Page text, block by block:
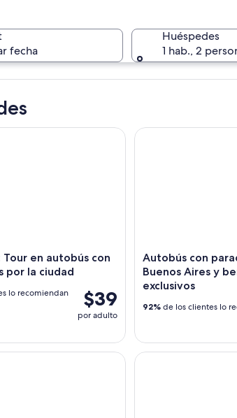
fecha
Huéspedes
1 hab., 2
Tour en autobús con
por la ciudad
$39
por adulto
lo recomiendan
en autobús con paradas libres por la ciudad
Autobús con
Buenos Aires y
exclusivos
92% de los clientes lo
Autobús con
guiada al cementerio de La Recoleta en
Buenos Aires Bus